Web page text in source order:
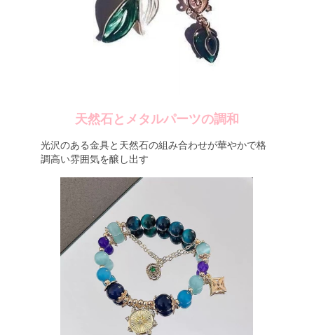
天然石とメタルパーツの調和
光沢のある金具と天然石の組み合わせが華やかで格
調高い雰囲気を醸し出す